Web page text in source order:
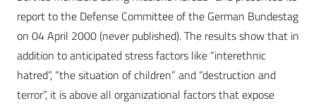
report to the Defense Committee of the German Bundestag
on 04 April 2000 (never published). The results show that in
addition to anticipated stress factors like “interethnic
hatred”, “the situation of children” and “destruction and
terror”, it is above all organizational factors that expose